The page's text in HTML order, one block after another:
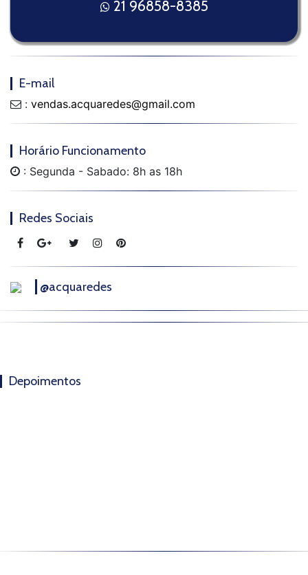
21 96858-8385
E-mail
: vendas.acquaredes@gmail.com
Horário Funcionamento
: Segunda - Sabado: 8h as 18h
Redes Sociais
@acquaredes
Depoimentos